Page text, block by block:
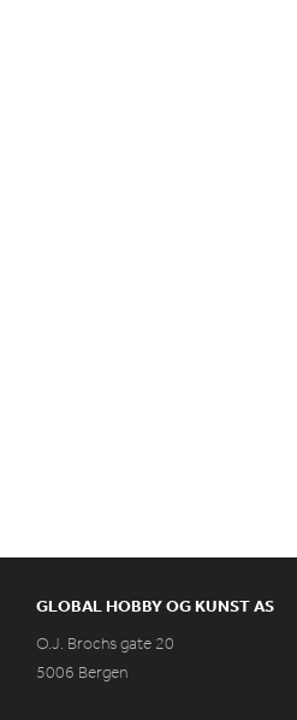
GLOBAL HOBBY OG KUNST AS
O.J. Brochs gate 20
5006 Bergen